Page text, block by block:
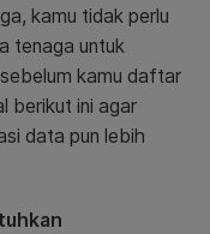
kamu tidak perlu
tenaga untuk
kamu daftar
berikut ini agar
data pun lebih